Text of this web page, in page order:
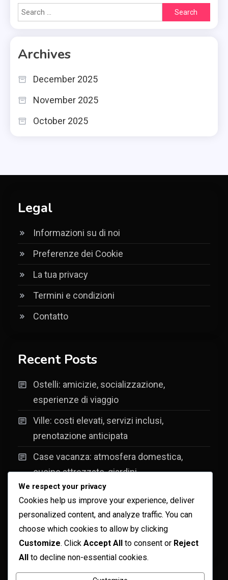
Search
for:
Archives
December 2025
November 2025
October 2025
Legal
Informazioni su di noi
Preferenze dei Cookie
La tua privacy
Termini e condizioni
Contatto
Recent Posts
Ostelli: amicizie, socializzazione,
esperienze di viaggio
Ville: costi elevati, servizi inclusi,
prenotazione anticipata
Case vacanza: atmosfera domestica,
cucine attrezzate, giardini
Campeggi: avventura, contatto con la
natura, esperienze uniche
Rifugi: tariffe per notti, costi di accesso,
spese per cibo
We respect your privacy
Cookies help us improve your experience, deliver
personalized content, and analyze traffic. You can
choose which cookies to allow by clicking
Customize. Click Accept All to consent or Reject
All to decline non-essential cookies.